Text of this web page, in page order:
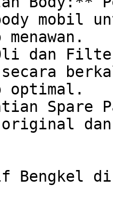
mobil
dan
optimal.
Spare
di